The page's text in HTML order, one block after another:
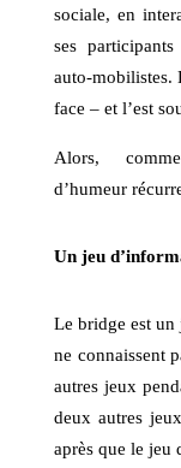
sociale, en
ses
auto-mobilistes.
face – et l’est
Alors,
d’humeur
Un jeu
Le bridge est
ne connaissent
autres jeux
deux autres
après que le jeu